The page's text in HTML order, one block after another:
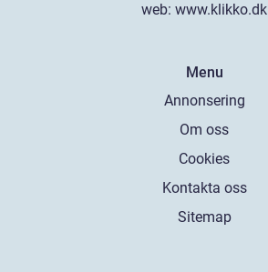
web: www.klikko.dk
Menu
Annonsering
Om oss
Cookies
Kontakta oss
Sitemap